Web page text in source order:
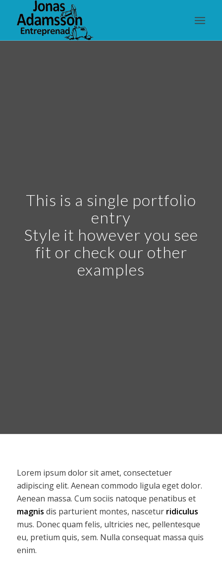
This is a single portfolio
entry
Style it however you see
fit or check our other
examples
Lorem ipsum dolor sit amet, consectetuer
adipiscing elit. Aenean commodo ligula eget dolor.
Aenean massa. Cum sociis natoque penatibus et
magnis dis parturient montes, nascetur ridiculus
mus. Donec quam felis, ultricies nec, pellentesque
eu, pretium quis, sem. Nulla consequat massa quis
enim.